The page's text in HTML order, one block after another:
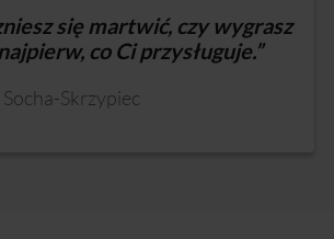
się martwić, czy wygrasz
co Ci przysługuje.”
Skrzypiec